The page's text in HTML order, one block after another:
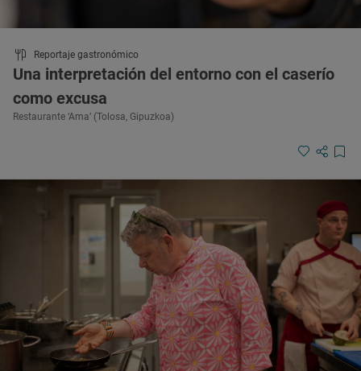
Reportaje gastronómico
Una interpretación del entorno con el caserío
como excusa
Restaurante ‘Ama’ (Tolosa, Gipuzkoa)